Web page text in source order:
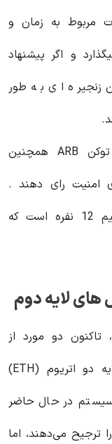
مربوط به زمان و
و اگر پیشنهاد
زنجیره ای به طور
جدا از تصمیمات حاکمیتی، دارندگان توکن ARB همچنین
امنیت رای دهند .
اعضای شورای امنیت متشکل از یک تیم 12 نفره است که
های لایه دوم
رول آپ های آپتیمیستیک و ZK-rollup،‌ تاکنون دو مورد از
محبوب‌ترین راه‌حل‌های مقیاس‌پذیری لایه دو اتریوم (ETH)
در حال حاضر
ترجیح می‌دهند، اما